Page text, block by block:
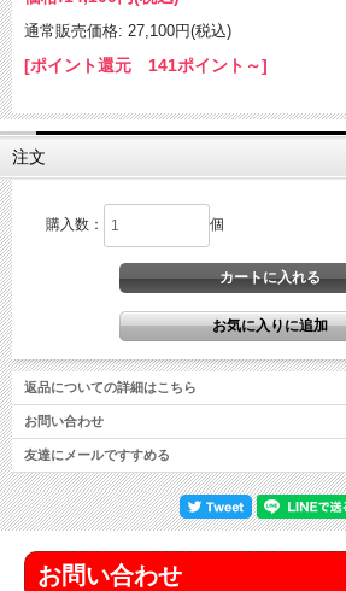
通常販売価格: 27,100円(税込)
[ポイント還元 141ポイント～]
注文
購入数： 個
返品についての詳細はこちら
お問い合わせ
友達にメールですすめる
お問い合わせ